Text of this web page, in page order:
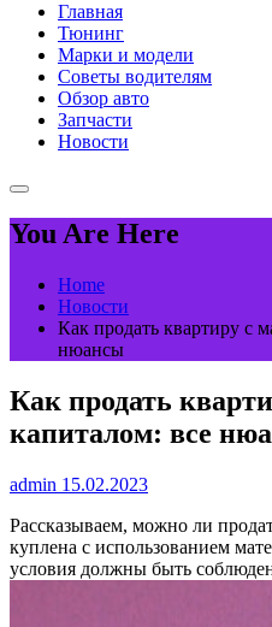
Главная
Тюнинг
Марки и модели
Советы водителям
Обзор авто
Запчасти
Новости
You Are Here
Home
Новости
Как продать квартиру с
нюансы
Как продать
капиталом: все
admin 15.02.2023
Рассказываем, можно ли
куплена с использованием
условия должны быть